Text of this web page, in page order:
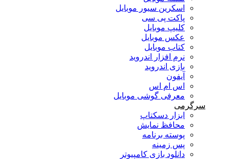
اسکرین سیور موبایل
پاکت پی سی
کلیپ موبایل
عکس موبایل
کتاب موبایل
نرم افزار اندروید
بازی اندروید
آیفون
اس ام اس
معرفی گوشی موبایل
سرگرمی
ابزار دسکتاپ
محافظ نمایش
پوسته برنامه
پس زمینه
دانلود بازی کامپیوتر